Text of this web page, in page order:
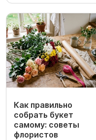
Как правильно
собрать букет
самому: советы
флористов